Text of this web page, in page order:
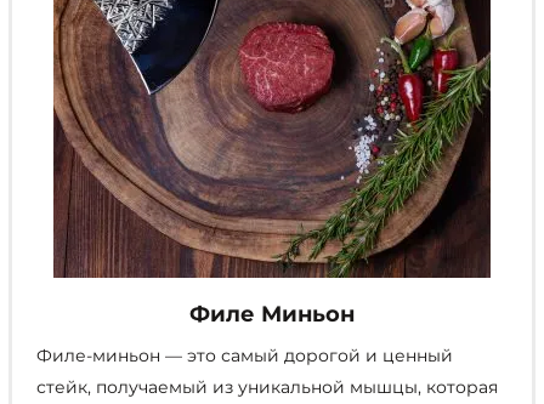
Филе Миньон
Филе-миньон — это самый дорогой и ценный
стейк, получаемый из уникальной мышцы, которая